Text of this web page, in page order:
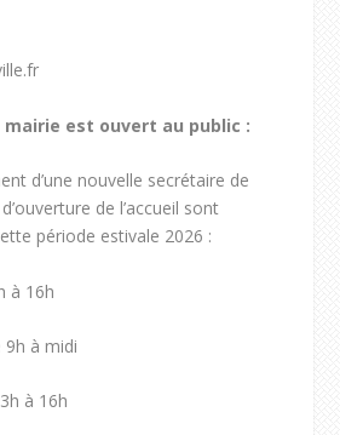
est ouvert au public :
d’une nouvelle secrétaire de
de l’accueil sont
période estivale 2026 :
à 16h
9h à midi
à 16h